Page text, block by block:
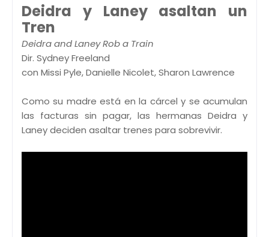
Deidra y Laney asaltan un
Tren
Deidra and Laney Rob a Train
Dir. Sydney Freeland
con Missi Pyle, Danielle Nicolet, Sharon Lawrence
Como su madre está en la cárcel y se acumulan
las facturas sin pagar, las hermanas Deidra y
Laney deciden asaltar trenes para sobrevivir.